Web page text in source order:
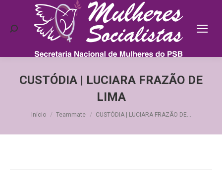
Search:
CUSTÓDIA | LUCIARA FRAZÃO DE
LIMA
Você está aqui:
Início Teammate CUSTÓDIA | LUCIARA FRAZÃO DE…